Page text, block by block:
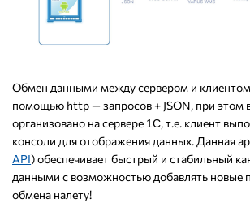
Обмен данными между сервером и клиентом
помощью http — запросов + JSON, при этом
организовано на сервере 1С, т.е. клиент
консоли для отображения данных. Данная
API) обеспечивает быстрый и стабильный
данными с возможностью добавлять новые
обмена налету!